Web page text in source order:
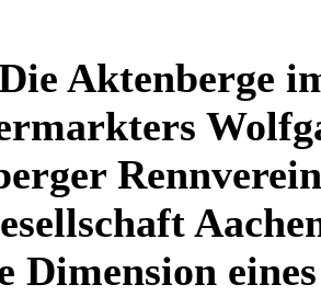
Aktenberge
Dimension